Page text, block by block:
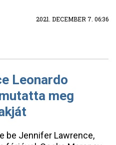
2021. DECEMBER 7. 06:36
Leonardo
meg
be Jennifer Lawrence,